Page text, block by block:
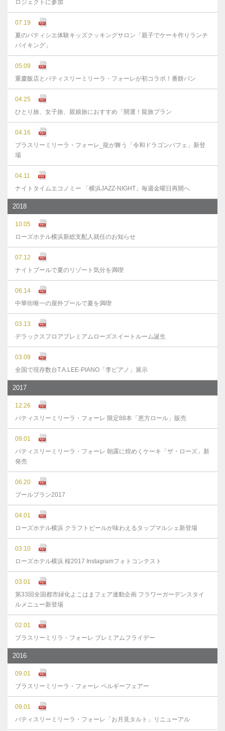
ロジェクトに参加
07.19
夏のパティシエ体験キッズクッキングサロン「親子でケーキ作りランチ
バイキング」
05.09
重慶飯店とパティスリーミリーラ・フォーレが初コラボ！番餅パン
04.25
ひとり旅、女子旅、親娘旅におすすめ「開運！龍旅プラン
04.16
ブラスリーミリーラ・フォーレ_龍が舞う「令和ドラゴンパフェ」新登
場
04.11
ナイトタイムエコノミー 「横浜JAZZ-NIGHT」毎週金曜日再開へ
2018
10.05
ローズホテル横浜新総支配人就任のお知らせ
07.12
ナイトプールで夏のリゾート気分を満喫
06.14
中華街唯一の屋外プールで夏を満喫
03.13
デラックスフロアプレミアムローズスイートルーム誕生
03.09
全国で現存数台T.A.LEE-PIANO「李ピアノ」展示
2017
12.26
パティスリーミリーラ・フォーレ 限定88本「恵方ロール」販売
09.01
パティスリーミリーラ・フォーレ 朝露に煌めくケーキ「ザ・ローズ」新
発売
06.20
プールプラン2017
04.01
ローズホテル横浜 クラフトビールが味わえるタップマルシェ新登場
03.10
ローズホテル横浜 桜2017 Instagramフォトコンテスト
03.01
第33回全国都市緑化よこはまフェア連動企画 フラワーガーデンスタイ
ルメニュー新登場
02.01
ブラスリーミリラ・フォーレ プレミアムフライデー
2016
09.01
ブラスリーミリーラ・フォーレ ベルギーフェアー
09.01
パティスリーミリーラ・フォーレ「お月見タルト」リニューアル